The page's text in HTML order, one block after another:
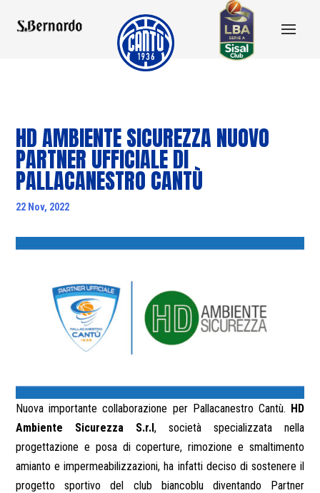
HD AMBIENTE SICUREZZA NUOVO
PARTNER UFFICIALE DI
PALLACANESTRO CANTÙ
22 Nov, 2022
Nuova importante collaborazione per Pallacanestro Cantù. HD
Ambiente Sicurezza S.r.l, società specializzata nella
progettazione e posa di coperture, rimozione e smaltimento
amianto e impermeabilizzazioni, ha infatti deciso di sostenere il
progetto sportivo del club biancoblu diventando Partner